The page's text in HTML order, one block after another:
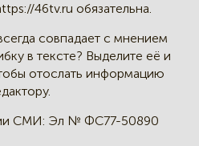
46tv.ru обязательна.
совпадает с мнением
в тексте? Выделите её и
отослать информацию
СМИ: Эл № ФС77-50890